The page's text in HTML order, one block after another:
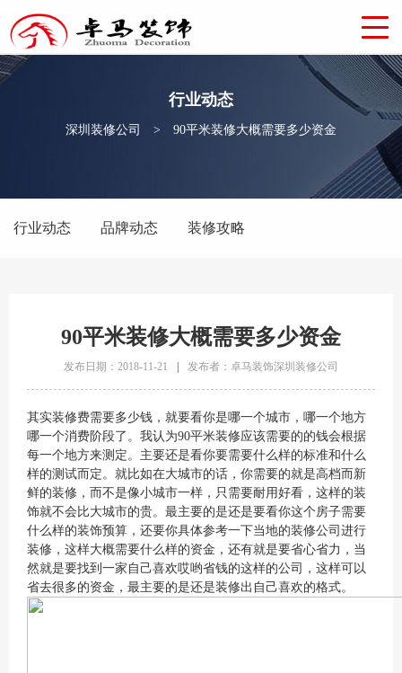
行业动态
深圳装修公司 > 90平米装修大概需要多少资金
行业动态 品牌动态 装修攻略
90平米装修大概需要多少资金
发布日期：2018-11-21 发布者：卓马装饰深圳装修公司
其实装修费需要多少钱，就要看你是哪一个城市，哪一个地方
哪一个消费阶段了。我认为90平米装修应该需要的的钱会根据
每一个地方来测定。主要还是看你要需要什么样的标准和什么
样的测试而定。就比如在大城市的话，你需要的就是高档而新
鲜的装修，而不是像小城市一样，只需要耐用好看，这样的装
饰就不会比大城市的贵。最主要的是还是要看你这个房子需要
什么样的装饰预算，还要你具体参考一下当地的装修公司进行
装修，这样大概需要什么样的资金，还有就是要省心省力，当
然就是要找到一家自己喜欢哎哟省钱的这样的公司，这样可以
省去很多的资金，最主要的是还是装修出自己喜欢的格式。